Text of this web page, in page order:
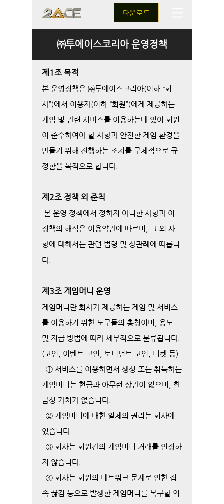
다운로드
㈜투에이스코리아 운영정책
제1조 목적
본 운영정책은 ㈜투에이스코리아(이하 “회
사”)에서 이용자(이하 “회원”)에게 제공하는
게임 및 관련 서비스를 이용하는데 있어 회원
이 준수하여야 할 사항과 안전한 게임 환경을
만들기 위해 진행하는 조치를 구체적으로 규
정함을 목적으로 합니다.
제2조 정책 외 준칙
본 운영 정책에서 정하지 아니한 사항과 이
정책의 해석은 이용약관에 따르며, 그 외 사
항에 대해서는 관련 법령 및 상관례에 따릅니
다.
제3조 게임머니 운영
게임머니란 회사가 제공하는 게임 및 서비스
를 이용하기 위한 도구들의 총칭이며, 용도
및 지급 방법에 따라 세부적으로 분류됩니다.
(코인, 이벤트 코인, 토너먼트 코인, 티켓 등)
① 서비스를 이용하면서 생성 또는 취득하는
게임머니는 현금과 아무런 상관이 없으며, 환
금성 가치가 없습니다.
② 게임머니에 대한 일체의 권리는 회사에
있습니다
③ 회사는 회원간의 게임머니 거래를 인정하
지 않습니다.
④ 회사는 회원의 네트워크 문제로 인한 접
속 끊김 등으로 발생한 게임머니를 복구할 의